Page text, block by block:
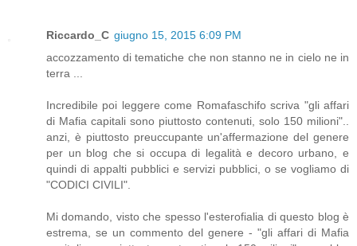
Riccardo_C giugno 15, 2015 6:09 PM
accozzamento di tematiche che non stanno ne in cielo ne in
terra ...
Incredibile poi leggere come Romafaschifo scriva "gli affari
di Mafia capitali sono piuttosto contenuti, solo 150 milioni"..
anzi, è piuttosto preuccupante un'affermazione del genere
per un blog che si occupa di legalità e decoro urbano, e
quindi di appalti pubblici e servizi pubblici, o se vogliamo di
"CODICI CIVILI".
Mi domando, visto che spesso l'esterofialia di questo blog è
estrema, se un commento del genere - "gli affari di Mafia